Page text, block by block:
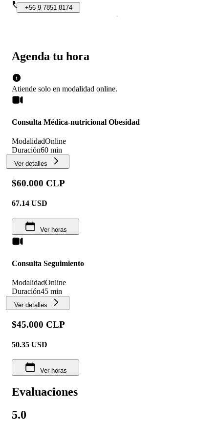
Agenda tu hora
Atiende solo en modalidad online.
Consulta Médica-nutricional Obesidad
ModalidadOnline
Duración60 min
Ver detalles
$60.000 CLP
67.14 USD
Ver horas
Consulta Seguimiento
ModalidadOnline
Duración45 min
Ver detalles
$45.000 CLP
50.35 USD
Ver horas
Evaluaciones
5.0
+56 9 7851 8174